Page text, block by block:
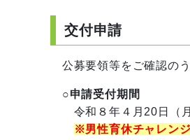
交付申請
公募要領等をご確認の
○申請受付期間
令和８年４月20日（月
※男性育休チャレン